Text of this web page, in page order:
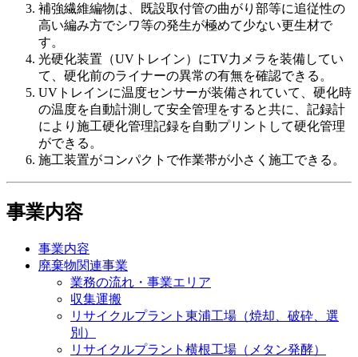
補強繊維編物は、既設取付管の曲がり部等に追従性の
高い編み方でシワ等の発生が極めて少ない更生材で
す。
光硬化装置（UVトレイン）にTV力メラを装備してい
て、硬化前のライナーの異常の有無を確認できる。
UVトレインに温度センサーが装備されていて、硬化時
の温度を自動計測して安全管理をすると共に、記録計
により施工硬化管理記録を自動プリントして硬化管理
ができる。
施工装置がコンパクトで作業帯が小さく施工できる。
事業内容
事業内容
廃棄物関連事業
業務の流れ・事業エリア
収集運搬
リサイクルプラント東浦工場（焼却、破砕、選
別）
リサイクルプラント横根工場（メタン発酵）